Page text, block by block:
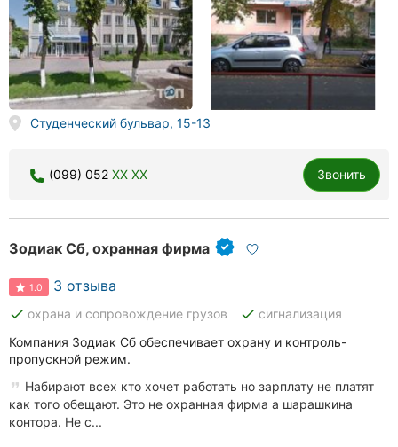
Студенческий бульвар, 15-13
(099) 052 XX XX Звонить
Зодиак Сб, охранная фирма
1.0 3 отзыва
done охрана и сопровождение грузов done сигнализация
Компания Зодиак Сб обеспечивает охрану и контроль-
пропускной режим.
Набирают всех кто хочет работать но зарплату не платят
как того обещают. Это не охранная фирма а шарашкина
контора. Не с...